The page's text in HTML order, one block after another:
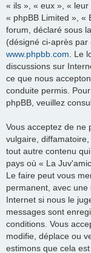
« ils », « eux », «
« phpBB Limited », «
forum, déclaré sous
(désigné ci-après
www.phpbb.com. Le
discussions sur
ce que nous
conduite permis.
phpBB, veuillez
Vous acceptez de ne
vulgaire,
tout autre contenu
pays où « La
Le faire peut vous
permanent, avec une
Internet si nous le
messages sont
conditions. Vous
modifie, déplace ou
estimons que cela